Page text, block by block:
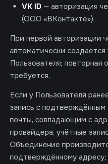
VK ID — авторизация
(ООО «ВКонтакте»).
При первой авторизации
автоматически создаётся
Пользователя; повторная
требуется.
Если у Пользователя
запись с
почты, совпадающим с
провайдера, учётные
Объединение
подтверждённому